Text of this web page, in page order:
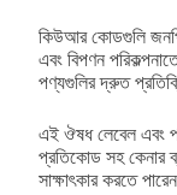
কিউআর কোডগুলি
এবং বিপণন
পণ্যগুলির দ্রুত
এই ঔষধ লেবেল এবং
প্রতিকোড সহ কেনার
সাক্ষাৎকার করতে